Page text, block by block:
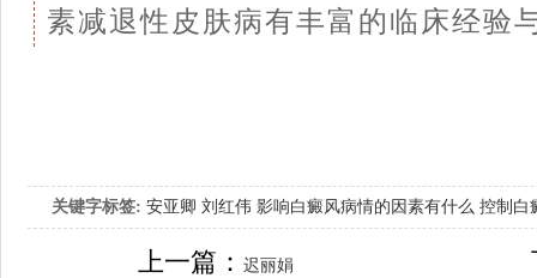
素减退性皮肤病有丰富的临床经验
关键字标签: 安亚卿 刘红伟 影响白癜风病情的因素有什么 控制白
女生应该如何治疗呢
上一篇：迟丽娟